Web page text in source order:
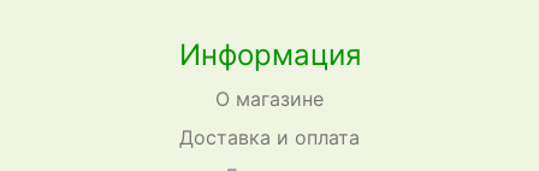
Информация
О магазине
Доставка и оплата